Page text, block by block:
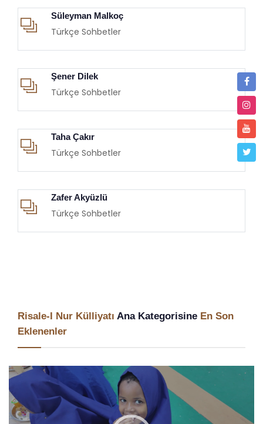
Süleyman Malkoç
Türkçe Sohbetler
Şener Dilek
Türkçe Sohbetler
Taha Çakır
Türkçe Sohbetler
Zafer Akyüzlü
Türkçe Sohbetler
Risale-I Nur Külliyatı Ana Kategorisine En Son
Eklenenler